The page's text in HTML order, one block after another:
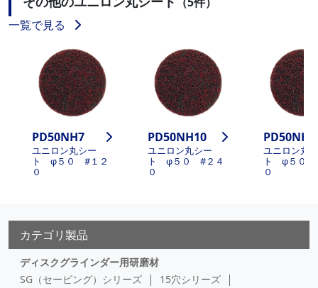
一覧で見る
PD50NH7
ユニロン丸シー
ト φ５０ #１２
０
PD50NH10
ユニロン丸シー
ト φ５０ #２４
０
ユニロン丸
ト φ５０
０
カテゴリ製品
ディスクグラインダー用研磨材
SG（セービング）シリーズ
15穴シリーズ